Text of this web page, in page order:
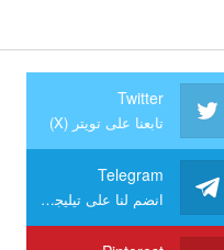
Twitter
تابعنا على تويتر (X)
Telegram
انضم لنا على تيليجرام